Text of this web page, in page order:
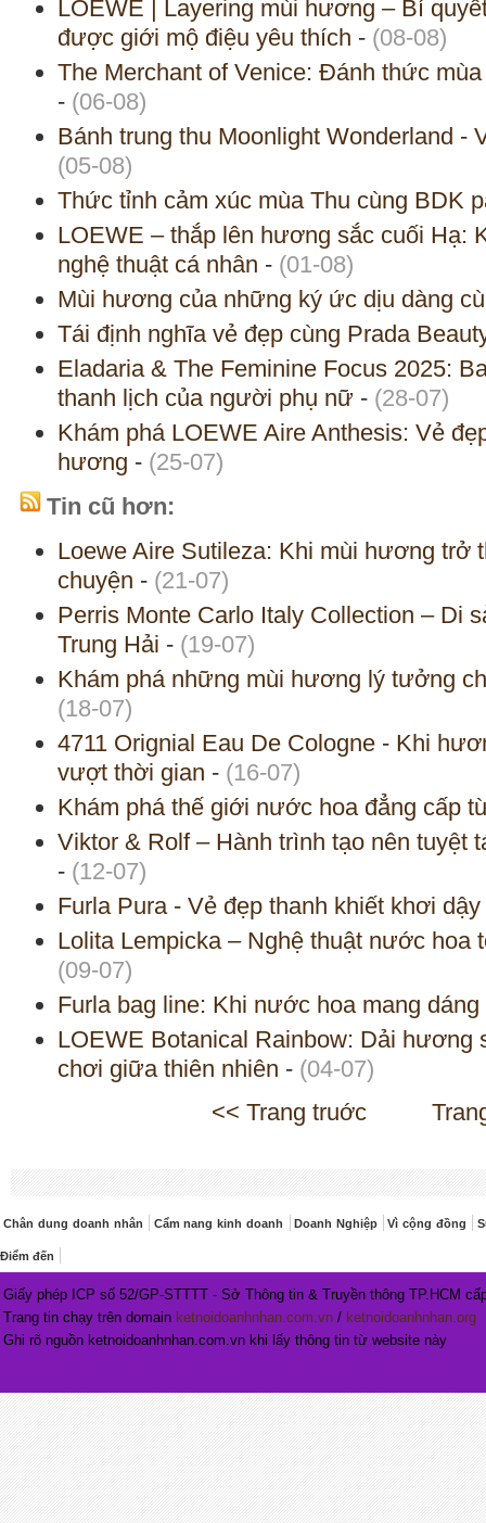
LOEWE | Layering mùi hương – Bí
được giới mộ điệu yêu thích - (08-08)
The Merchant of Venice: Đánh thức
- (06-08)
Bánh trung thu Moonlight Wonderland -
(05-08)
Thức tỉnh cảm xúc mùa Thu cùng BDK
LOEWE – thắp lên hương sắc cuối Hạ:
nghệ thuật cá nhân - (01-08)
Mùi hương của những ký ức dịu dàng
Tái định nghĩa vẻ đẹp cùng Prada
Eladaria & The Feminine Focus 2025:
thanh lịch của người phụ nữ - (28-07)
Khám phá LOEWE Aire Anthesis: Vẻ
hương - (25-07)
Tin cũ hơn:
Loewe Aire Sutileza: Khi mùi hương trở
chuyện - (21-07)
Perris Monte Carlo Italy Collection – Di
Trung Hải - (19-07)
Khám phá những mùi hương lý tưởng
(18-07)
4711 Orignial Eau De Cologne - Khi
vượt thời gian - (16-07)
Khám phá thế giới nước hoa đẳng cấp
Viktor & Rolf – Hành trình tạo nên tuyệt
- (12-07)
Furla Pura - Vẻ đẹp thanh khiết khơi
Lolita Lempicka – Nghệ thuật nước hoa
(09-07)
Furla bag line: Khi nước hoa mang
LOEWE Botanical Rainbow: Dải hương
chơi giữa thiên nhiên - (04-07)
<< Trang truớc
Chân dung doanh nhân Cẩm nang kinh doanh Doanh Nghiệp Vì cộng đồng
Điểm đến
Giấy phép ICP số 52/GP-STTTT - Sở Thông tin & Truyền thông TP.HCM
Trang tin chạy trên domain ketnoidoanhnhan.com.vn / ketnoidoanhnhan.org
Ghi rõ nguồn ketnoidoanhnhan.com.vn khi lấy thông tin từ website này